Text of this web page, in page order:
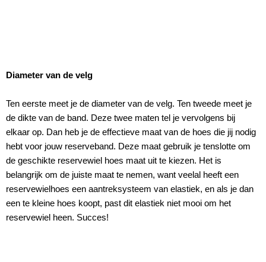
Diameter van de velg
Ten eerste meet je de diameter van de velg. Ten tweede meet je
de dikte van de band. Deze twee maten tel je vervolgens bij
elkaar op. Dan heb je de effectieve maat van de hoes die jij nodig
hebt voor jouw reserveband. Deze maat gebruik je tenslotte om
de geschikte reservewiel hoes maat uit te kiezen. Het is
belangrijk om de juiste maat te nemen, want veelal heeft een
reservewielhoes een aantreksysteem van elastiek, en als je dan
een te kleine hoes koopt, past dit elastiek niet mooi om het
reservewiel heen. Succes!